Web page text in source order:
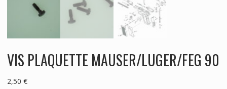
VIS PLAQUETTE MAUSER/LUGER/FEG 90
2,50 €